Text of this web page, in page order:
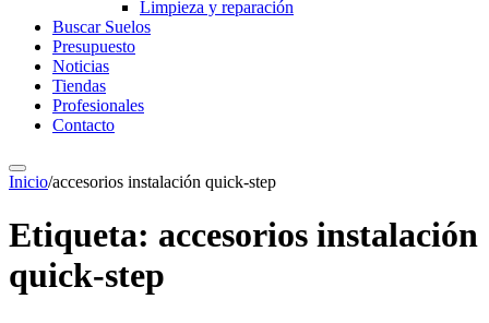
Limpieza y reparación
Buscar Suelos
Presupuesto
Noticias
Tiendas
Profesionales
Contacto
Inicio/accesorios instalación quick-step
Etiqueta: accesorios instalación
quick-step